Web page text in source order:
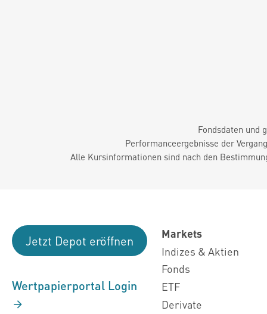
Fondsdaten und
Performanceergebnisse der
Alle Kursinformationen sind nach den
Jetzt Depot eröffnen
Wertpapierportal Login
Markets
Indizes & Aktien
Fonds
ETF
Derivate